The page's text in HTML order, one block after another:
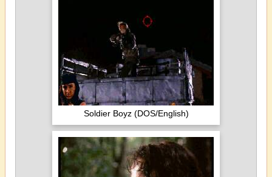
Soldier Boyz (DOS/English)